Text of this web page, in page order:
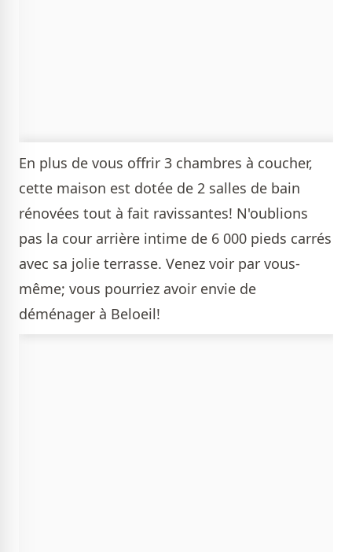
En plus de vous offrir 3 chambres à coucher,
cette maison est dotée de 2 salles de bain
rénovées tout à fait ravissantes! N'oublions
pas la cour arrière intime de 6 000 pieds carrés
avec sa jolie terrasse. Venez voir par vous-
même; vous pourriez avoir envie de
déménager à Beloeil!